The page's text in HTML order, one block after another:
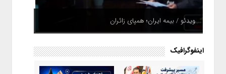
ویدئو / بیمه ایران؛ همپای زائران
اینفوگرافیک